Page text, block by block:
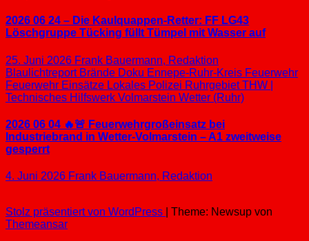
2026 06 24 – Die Kaulquappen-Retter: FF LG43
Löschgruppe Tücking füllt Tümpel mit Wasser auf
25. Juni 2026 Frank Bauermann, Redaktion
Blaulichtreport Brände Doku Ennepe-Ruhr-Kreis Feuerwehr
Feuerwehr Einsätze Lokales Polizei RuhrgebietTHW |
Technisches Hilfswerk Volmarstein Wetter (Ruhr)
2026 06 04 🔥🚨 Feuerwehrgroßeinsatz bei
Industriebrand in Wetter-Volmarstein – A1 zweitweise
gesperrt
4. Juni 2026 Frank Bauermann, Redaktion
Stolz präsentiert von WordPress
Theme: Newsup von
Themeansar